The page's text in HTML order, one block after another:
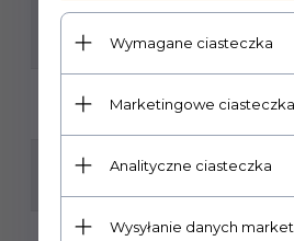
MROZOODPORNOŚĆ:
ILOŚĆ M2 W OPAKOWANIU:
ZASTOSOWANIE:
Wymagane ciasteczka
Marketingowe ciasteczka
Analityczne ciasteczka
Wysyłanie danych